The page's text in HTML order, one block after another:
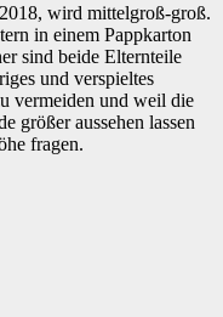
wird mittelgroß-groß.
in einem Pappkarton
sind beide Elternteile
und verspieltes
vermeiden und weil die
größer aussehen lassen
fragen.